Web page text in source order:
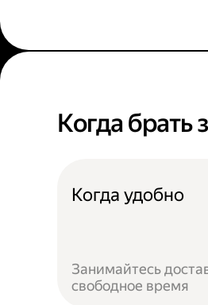
Когда брать
Когда удобно
Занимайтесь
свободное время